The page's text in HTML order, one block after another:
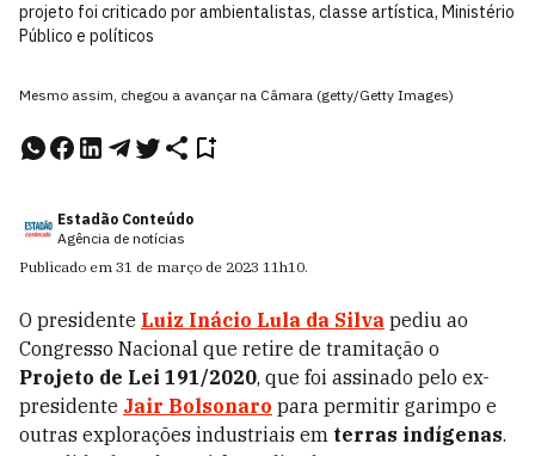
projeto foi criticado por ambientalistas, classe artística, Ministério
Público e políticos
Mesmo assim, chegou a avançar na Câmara (getty/Getty Images)
Estadão Conteúdo
Agência de notícias
Publicado em 31 de março de 2023 11h10.
O presidente Luiz Inácio Lula da Silva pediu ao
Congresso Nacional que retire de tramitação o
Projeto de Lei 191/2020, que foi assinado pelo ex-
presidente Jair Bolsonaro para permitir garimpo e
outras explorações industriais em terras indígenas.